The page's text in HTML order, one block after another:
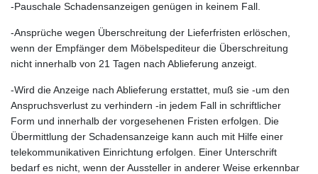
-Pauschale Schadensanzeigen genügen in keinem Fall.
-Ansprüche wegen Überschreitung der Lieferfristen erlöschen,
wenn der Empfänger dem Möbelspediteur die Überschreitung
nicht innerhalb von 21 Tagen nach Ablieferung anzeigt.
-Wird die Anzeige nach Ablieferung erstattet, muß sie -um den
Anspruchsverlust zu verhindern -in jedem Fall in schriftlicher
Form und innerhalb der vorgesehenen Fristen erfolgen. Die
Übermittlung der Schadensanzeige kann auch mit Hilfe einer
telekommunikativen Einrichtung erfolgen. Einer Unterschrift
bedarf es nicht, wenn der Aussteller in anderer Weise erkennbar